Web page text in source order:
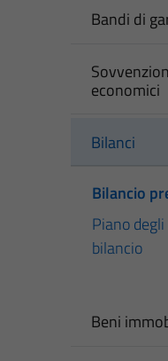
Bandi di
economici
Bilanci
Bilancio
Piano
bilancio
Beni